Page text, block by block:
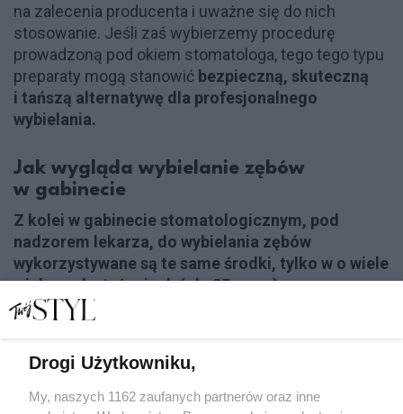
na zalecenia producenta i uważne się do nich
stosowanie. Jeśli zaś wybierzemy procedurę
prowadzoną pod okiem stomatologa, tego tego typu
preparaty mogą stanowić bezpieczną, skuteczną
i tańszą alternatywę dla profesjonalnego
wybielania.
Jak wygląda wybielanie zębów
w gabinecie
Z kolei w gabinecie stomatologicznym, pod
nadzorem lekarza, do wybielania zębów
wykorzystywane są te same środki, tylko w o wiele
większych stężeniach (ok. 35 proc.), przez co
zabiegi przynoszą zdecydowanie szybsze
Przystępując do wybielania gabinetowego, zęby
powinny być wyleczone, a dziąsła zdrowe.
Drogi Użytkowniku,
My, naszych 1162 zaufanych partnerów oraz inne